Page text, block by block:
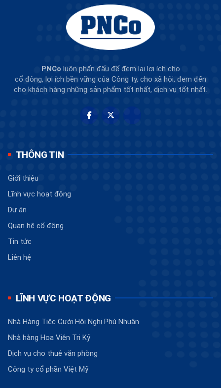
PNCo luôn phấn đấu để đem lại lợi ích cho
cổ đông, lợi ích bền vững của Công ty, cho xã hội, đem đến
cho khách hàng những sản phẩm tốt nhất, dịch vụ tốt nhất.
THÔNG TIN
Giới thiệu
Lĩnh vực hoạt động
Dự án
Quan hệ cổ đông
Tin tức
Liên hệ
LĨNH VỰC HOẠT ĐỘNG
Nhà Hàng Tiệc Cưới Hội Nghị Phú Nhuận
Nhà hàng Hoa Viên Tri Kỷ
Dịch vụ cho thuê văn phòng
Công ty cổ phần Việt Mỹ